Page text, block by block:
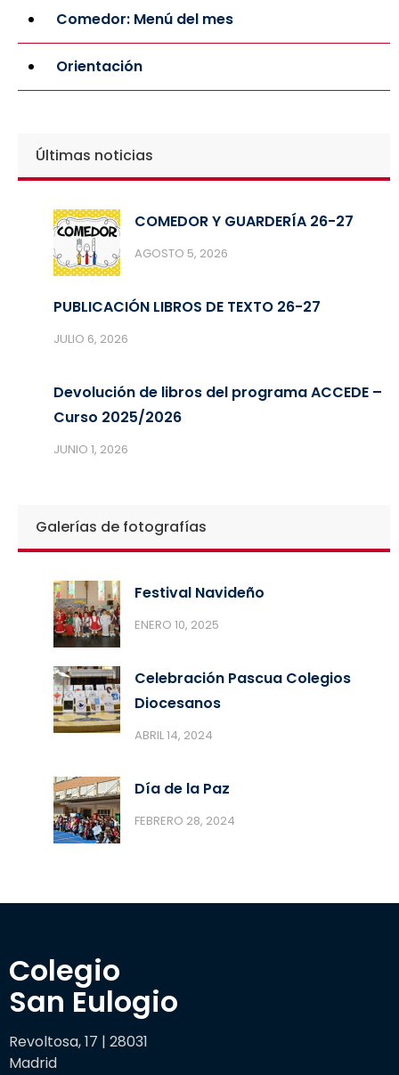
Comedor: Menú del mes
Orientación
Últimas noticias
COMEDOR Y GUARDERÍA 26-27
AGOSTO 5, 2026
PUBLICACIÓN LIBROS DE TEXTO 26-27
JULIO 6, 2026
Devolución de libros del programa ACCEDE –
Curso 2025/2026
JUNIO 1, 2026
Galerías de fotografías
Festival Navideño
ENERO 10, 2025
Celebración Pascua Colegios
Diocesanos
ABRIL 14, 2024
Día de la Paz
FEBRERO 28, 2024
Colegio
San Eulogio
Revoltosa, 17 | 28031
Madrid